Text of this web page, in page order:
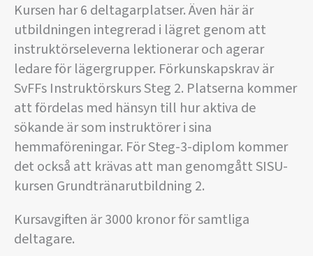
Kursen har 6 deltagarplatser. Även här är
utbildningen integrerad i lägret genom att
instruktörseleverna lektionerar och agerar
ledare för lägergrupper. Förkunskapskrav är
SvFFs Instruktörskurs Steg 2. Platserna kommer
att fördelas med hänsyn till hur aktiva de
sökande är som instruktörer i sina
hemmaföreningar. För Steg-3-diplom kommer
det också att krävas att man genomgått SISU-
kursen Grundtränarutbildning 2.
Kursavgiften är 3000 kronor för samtliga
deltagare.